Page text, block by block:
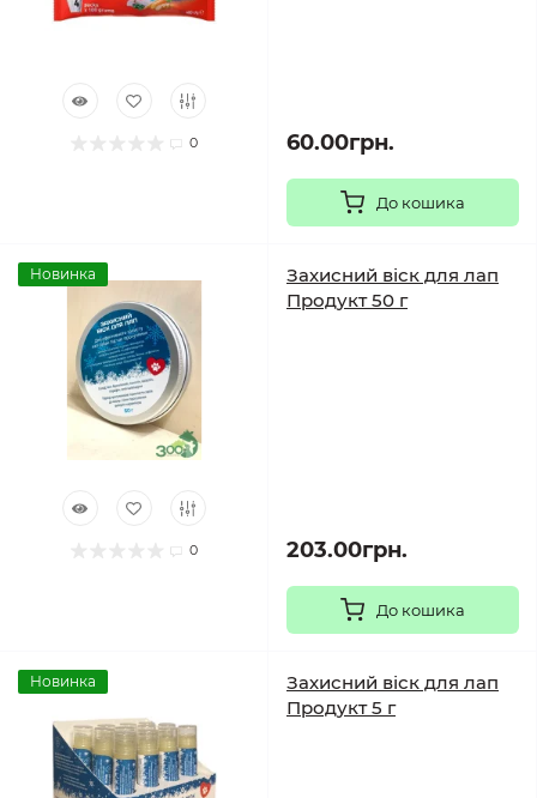
0 60.00грн.
До кошика
Новинка
0
Захисний віск для лап
Продукт 50 г
203.00грн.
До кошика
Новинка
Захисний віск для лап
Продукт 5 г